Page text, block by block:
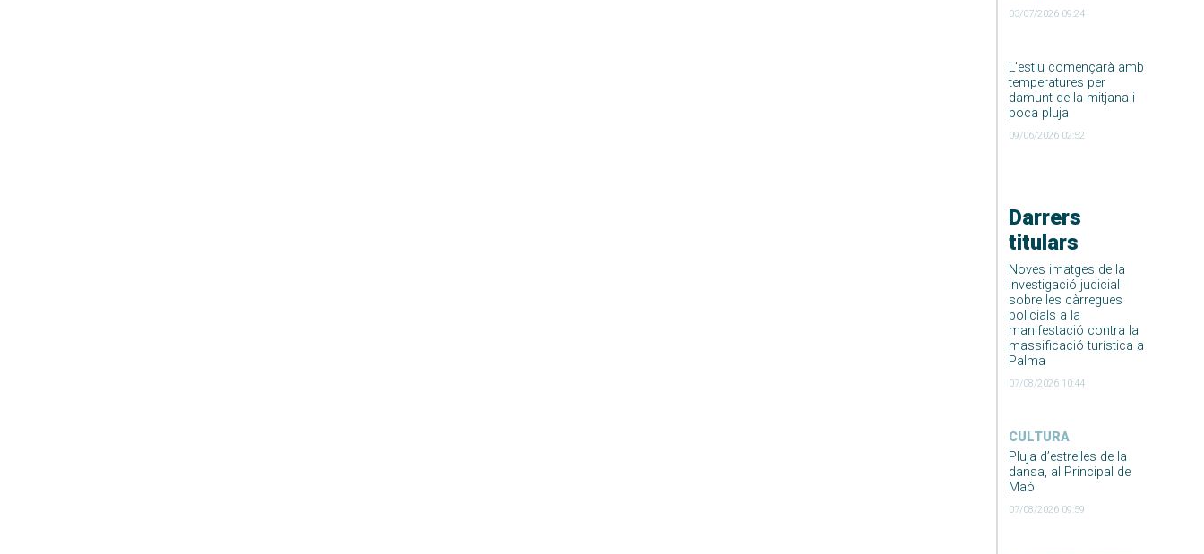
03/07/2026 09:24
L’estiu començarà amb
temperatures per
damunt de la mitjana i
poca pluja
09/06/2026 02:52
Darrers
titulars
Noves imatges de la
investigació judicial
sobre les càrregues
policials a la
manifestació contra la
massificació turística a
Palma
07/08/2026 10:44
CULTURA
Pluja d’estrelles de la
dansa, al Principal de
Maó
07/08/2026 09:59